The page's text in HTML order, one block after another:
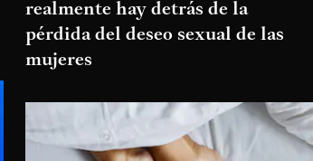
realmente hay detrás de la
pérdida del deseo sexual de las
mujeres